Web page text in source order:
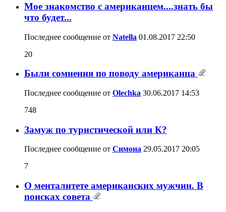
Мое знакомство с американцем....знать бы
что будет...
Последнее сообщение от Natella 01.08.2017 22:50
20
Были сомнения по поводу американца
Последнее сообщение от Olechka 30.06.2017 14:53
748
Замуж по туристической или К?
Последнее сообщение от Симона 29.05.2017 20:05
7
О менталитете американских мужчин. В
поисках совета